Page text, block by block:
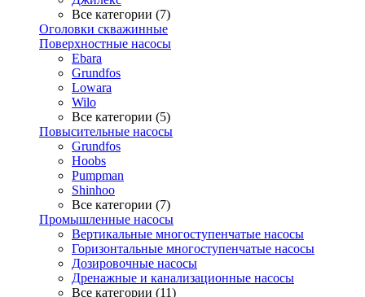
Все категории (7)
Оголовки скважинные
Поверхностные насосы
Ebara
Grundfos
Lowara
Wilo
Все категории (5)
Повысительные насосы
Grundfos
Hoobs
Pumpman
Shinhoo
Все категории (7)
Промышленные насосы
Вертикальные многоступенчатые насосы
Горизонтальные многоступенчатые насосы
Дозировочные насосы
Дренажные и канализационные насосы
Все категории (11)